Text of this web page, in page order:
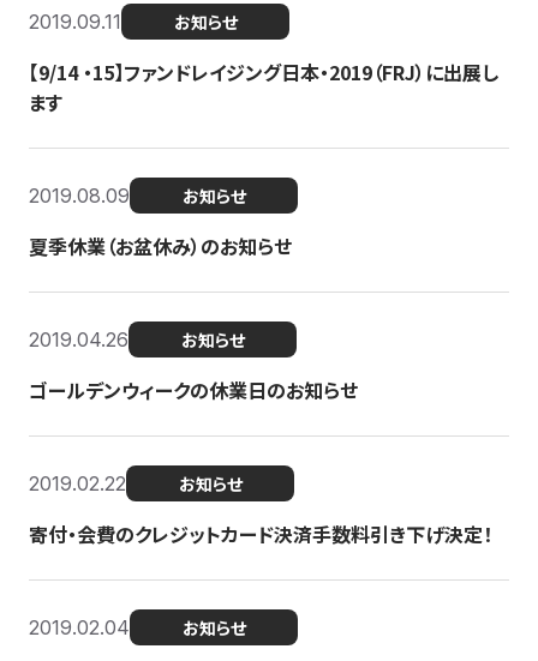
2019.09.11 お知らせ
【9/14 ・15】ファンドレイジング日本・2019（FRJ）に出展し
ます
2019.08.09 お知らせ
夏季休業（お盆休み）のお知らせ
2019.04.26 お知らせ
ゴールデンウィークの休業日のお知らせ
2019.02.22 お知らせ
寄付・会費のクレジットカード決済手数料引き下げ決定！
2019.02.04 お知らせ